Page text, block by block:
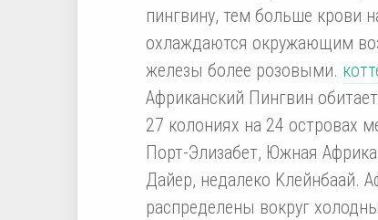
пингвину, тем больше крови
охлаждаются окружающим
железы более розовыми.
Африканский Пингвин
27 колониях на 24 островах
Порт-Элизабет, Южная
Дайер, недалеко Kлейнбаай.
распределены вокруг